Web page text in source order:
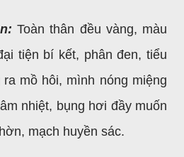
Toàn thân đều vàng, màu
tiện bí kết, phân đen, tiểu
mồ hôi, mình nóng miệng
nhiệt, bụng hơi đầy muốn
mạch huyền sác.